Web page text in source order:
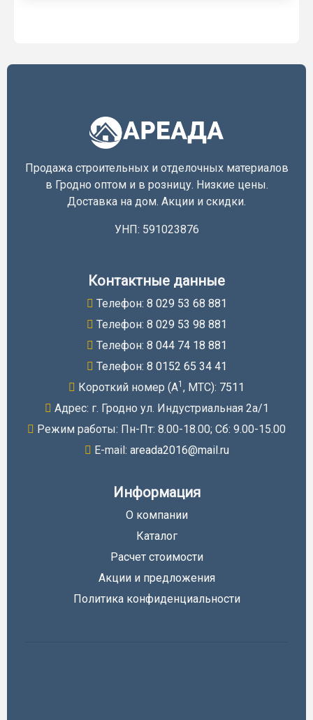
Продажа строительных и отделочных материалов
в Гродно оптом и в розницу. Низкие цены.
Доставка на дом. Акции и скидки.
УНП: 591023876
Контактные данные
Телефон: 8 029 53 68 881
Телефон: 8 029 53 98 881
Телефон: 8 044 74 18 881
Телефон: 8 0152 65 34 41
Короткий номер (A1 , МТС): 7511
Адрес: г. Гродно ул. Индустриальная 2а/1
Режим работы: Пн-Пт: 8.00-18.00; Cб: 9.00-15.00
E-mail: areada2016@mail.ru
Информация
О компании
Каталог
Расчет стоимости
Акции и предложения
Политика конфиденциальности